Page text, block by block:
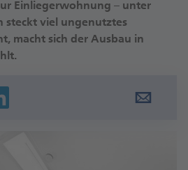
Einliegerwohnung – unter
steckt viel ungenutztes
macht sich der Ausbau in